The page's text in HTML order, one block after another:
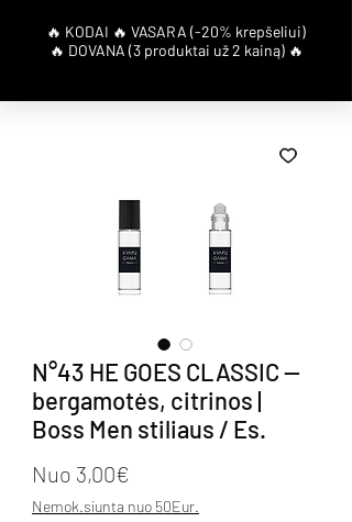
N°43 HE GOES CLASSIC —
bergamotės, citrinos |
Boss Men stiliaus / Es.
Nuo 3,00€
Nemok.siunta nuo 50Eur.